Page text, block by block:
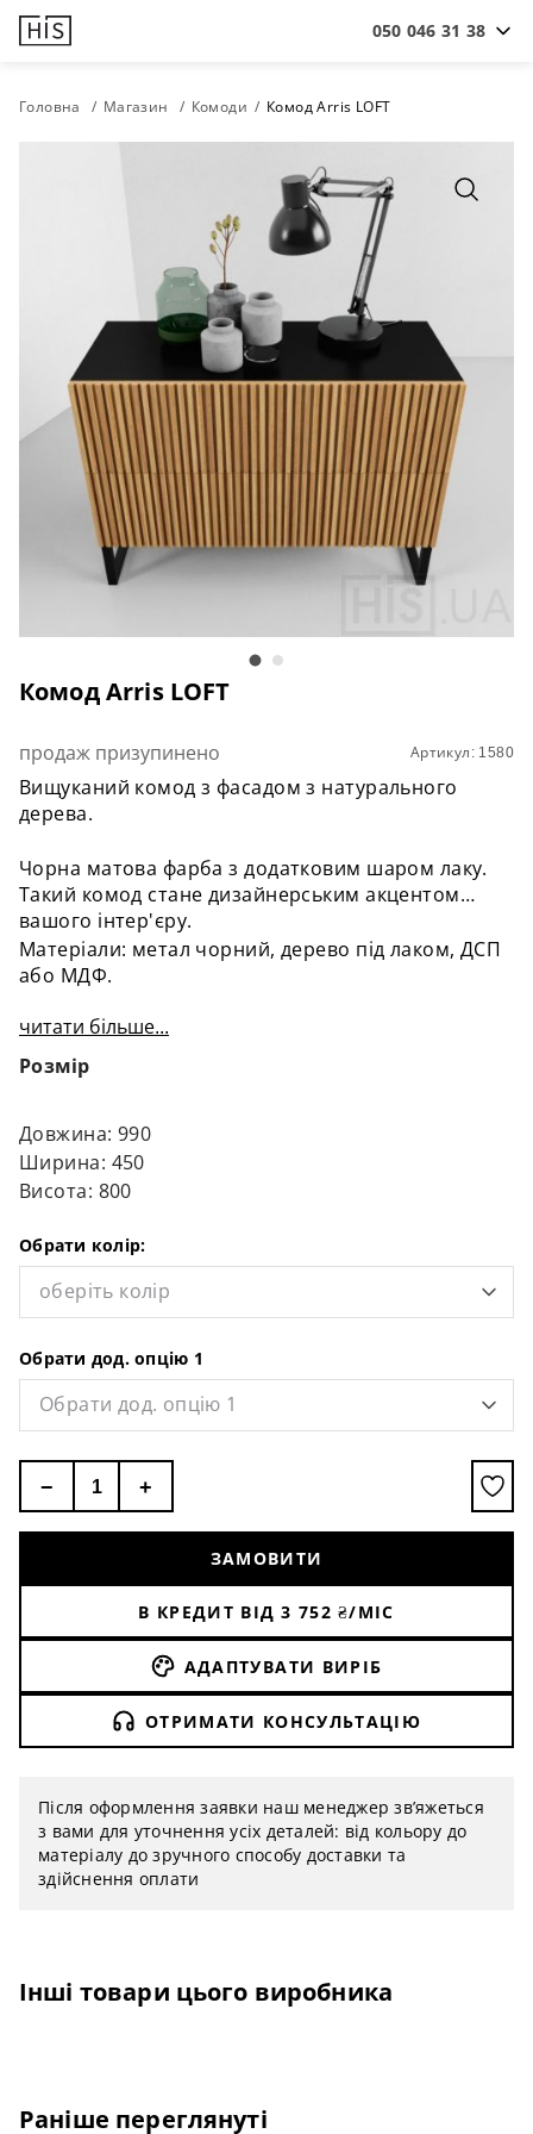
050 046 31 38
Головна Магазин Комоди Комод Arris LOFT
Комод Arris LOFT
Артикул: 1580
продаж призупинено
Вищуканий комод з фасадом з натурального
дерева.
Чорна матова фарба з додатковим шаром лаку.
Такий комод стане дизайнерським акцентом
вашого інтер'єру.
Матеріали: метал чорний, дерево під лаком, ДСП
або МДФ.
читати більше...
Розмір
Довжина: 990
Ширина: 450
Висота: 800
Обрати колір:
оберіть колір
Обрати дод. опцію 1
Обрати дод. опцію 1
− +
ЗАМОВИТИ
В КРЕДИТ ВІД 3 752 ₴/МІС
АДАПТУВАТИ ВИРІБ
ОТРИМАТИ КОНСУЛЬТАЦІЮ
Після оформлення заявки наш менеджер зв’яжеться
з вами для уточнення усіх деталей: від кольору до
матеріалу до зручного способу доставки та
здійснення оплати
Інші товари цього виробника
Раніше переглянуті